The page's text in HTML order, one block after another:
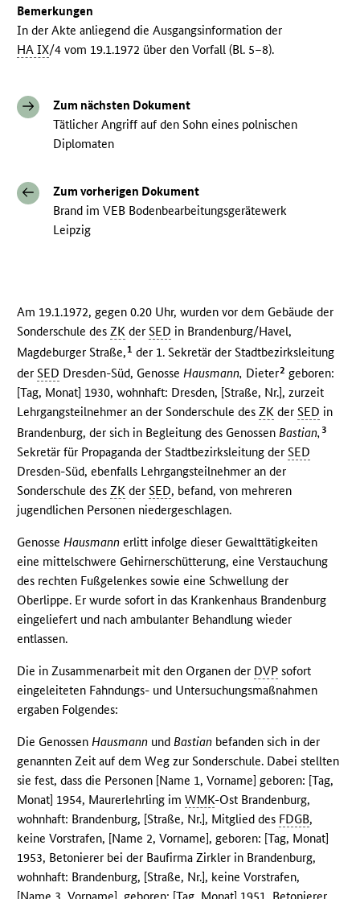
Bemerkungen
In der Akte anliegend die Ausgangsinformation der
HA IX/4 vom 19.1.1972 über den Vorfall (Bl. 5–8).
Zum nächsten Dokument
Tätlicher Angriff auf den Sohn eines polnischen
Diplomaten
Zum vorherigen Dokument
Brand im VEB Bodenbearbeitungsgerätewerk
Leipzig
Am 19.1.1972, gegen 0.20 Uhr, wurden vor dem Gebäude der
Sonderschule desZK derSED in Brandenburg/Havel,
Magdeburger Straße,1 der 1. Sekretär der Stadtbezirksleitung
derSED Dresden-Süd, GenosseHausmann, Dieter2 geboren:
[Tag, Monat] 1930, wohnhaft: Dresden, [Straße, Nr.], zurzeit
Lehrgangsteilnehmer an der Sonderschule desZK derSED in
Brandenburg, der sich in Begleitung des GenossenBastian,3
Sekretär für Propaganda der Stadtbezirksleitung derSED
Dresden-Süd, ebenfalls Lehrgangsteilnehmer an der
Sonderschule desZK derSED, befand, von mehreren
jugendlichen Personen niedergeschlagen.
GenosseHausmann erlitt infolge dieser Gewalttätigkeiten
eine mittelschwere Gehirnerschütterung, eine Verstauchung
des rechten Fußgelenkes sowie eine Schwellung der
Oberlippe. Er wurde sofort in das Krankenhaus Brandenburg
eingeliefert und nach ambulanter Behandlung wieder
entlassen.
Die in Zusammenarbeit mit den Organen der DVP sofort
eingeleiteten Fahndungs- und Untersuchungsmaßnahmen
ergaben Folgendes:
Die GenossenHausmann undBastian befanden sich in der
genannten Zeit auf dem Weg zur Sonderschule. Dabei stellten
sie fest, dass die Personen [Name 1, Vorname] geboren: [Tag,
Monat] 1954, Maurerlehrling imWMK-Ost Brandenburg,
wohnhaft: Brandenburg, [Straße, Nr.], Mitglied des FDGB,
keine Vorstrafen, [Name 2, Vorname], geboren: [Tag, Monat]
1953, Betonierer bei der Baufirma Zirkler in Brandenburg,
wohnhaft: Brandenburg, [Straße, Nr.], keine Vorstrafen,